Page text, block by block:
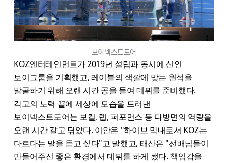
보이넥스트도어
KOZ엔터테인먼트가 2019년 설립과 동시에 신인
보이그룹을 기획했고, 레이블의 색깔에 맞는 원석을
발굴하기 위해 오랜 시간 공을 들여 데뷔를 준비했다.
각고의 노력 끝에 세상에 모습을 드러낸
보이넥스트도어는 보컬, 랩, 퍼포먼스 등 다방면의 역량을
오랜 시간 갈고 닦았다. 이안은 "하이브 막내로서 KOZ는
다르다는 말을 듣고 싶다"고 말했고, 태산은 "선배님들이
만들어주신 좋은 환경에서 데뷔를 하게 됐다. 책임감을